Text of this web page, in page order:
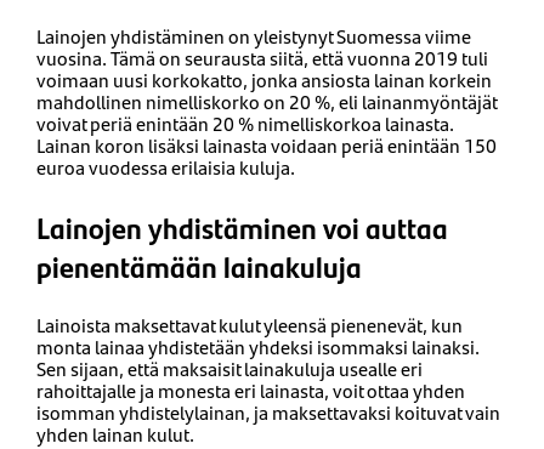
Lainojen yhdistäminen on yleistynyt Suomessa viime
vuosina. Tämä on seurausta siitä, että vuonna 2019 tuli
voimaan uusi korkokatto, jonka ansiosta lainan korkein
mahdollinen nimelliskorko on 20 %, eli lainanmyöntäjät
voivat periä enintään 20 % nimelliskorkoa lainasta.
Lainan koron lisäksi lainasta voidaan periä enintään 150
euroa vuodessa erilaisia kuluja.
Lainojen yhdistäminen voi auttaa
pienentämään lainakuluja
Lainoista maksettavat kulut yleensä pienenevät, kun
monta lainaa yhdistetään yhdeksi isommaksi lainaksi.
Sen sijaan, että maksaisit lainakuluja usealle eri
rahoittajalle ja monesta eri lainasta, voit ottaa yhden
isomman yhdistelylainan, ja maksettavaksi koituvat vain
yhden lainan kulut.